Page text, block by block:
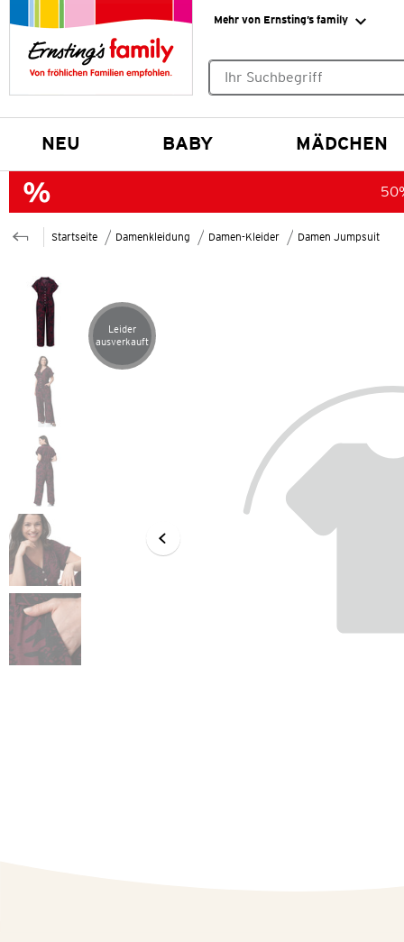
Mehr von Ernsting’s family
NEU BABY MÄDCHEN
Startseite Damenkleidung Damen-Kleider Damen Jumpsuit
Artikel leider ausverkauft
Leider
ausverkauft